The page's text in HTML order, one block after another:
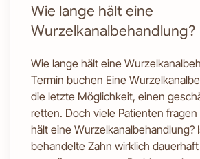
Wie lange hält eine
Wurzelkanalbehandlung?
Wie lange hält eine
Termin buchen Eine
die letzte Möglichkeit, einen
retten. Doch viele Patienten
hält eine Wurzelkanalbehandlung?
behandelte Zahn wirklich